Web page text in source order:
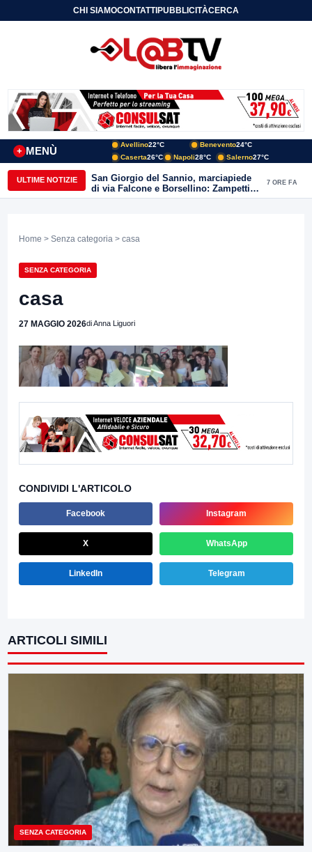
CHI SIAMOCONTATTIPUBBLICITÀCERCA
MENÙ
+
Avellino22°C Benevento24°C
Caserta26°C Napoli28°C Salerno27°C
ULTIME NOTIZIE
San Giorgio del Sannio, marciapiede
di via Falcone e Borsellino: Zampetti e
Lombardi replicano alle polemiche
7 ORE FA
Home > Senza categoria > casa
SENZA CATEGORIA
casa
27 MAGGIO 2026di Anna Liguori
CONDIVIDI L'ARTICOLO
Facebook Instagram
X WhatsApp
LinkedIn Telegram
ARTICOLI SIMILI
SENZA CATEGORIA